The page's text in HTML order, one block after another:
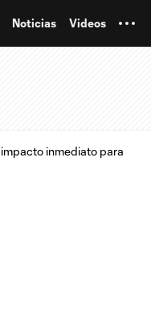
Noticias Videos